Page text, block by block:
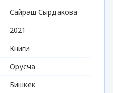
Сайраш Сырдакова
2021
Книги
Орусча
Бишкек